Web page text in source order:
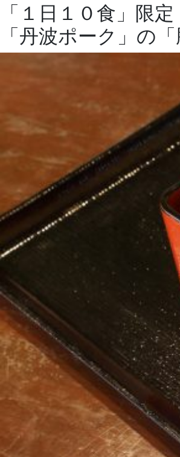
「１日１０食」限
「丹波ポーク」の「